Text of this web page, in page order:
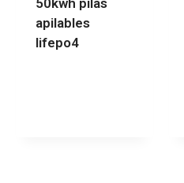
50kwh pilas
apilables
lifepo4